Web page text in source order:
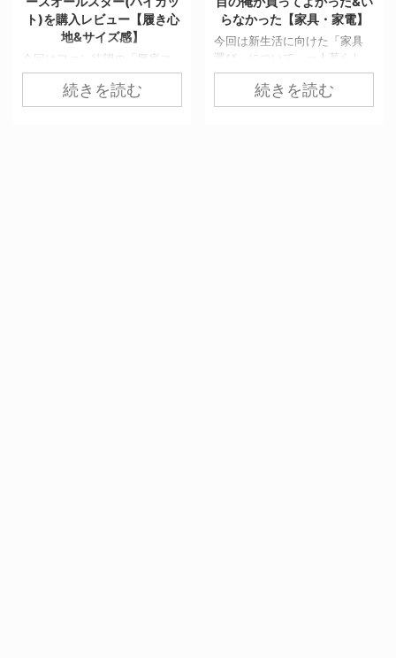
ト)を購入レビュー【履き心
地&サイズ感】
今回はファン待望の「厚底コ
ンバースオールスター」が登
場したから、購入してレビュ
ーする。 通常の販売価格より
続きを読む
らなかった【家具・家電】
今回は新生活に向けた「家具
選び」について、一人暮らし
の8年目の俺が買ってよかった
&いらなかった家具を合計14個
紹介する。 特に”いらなかった
続きを読む